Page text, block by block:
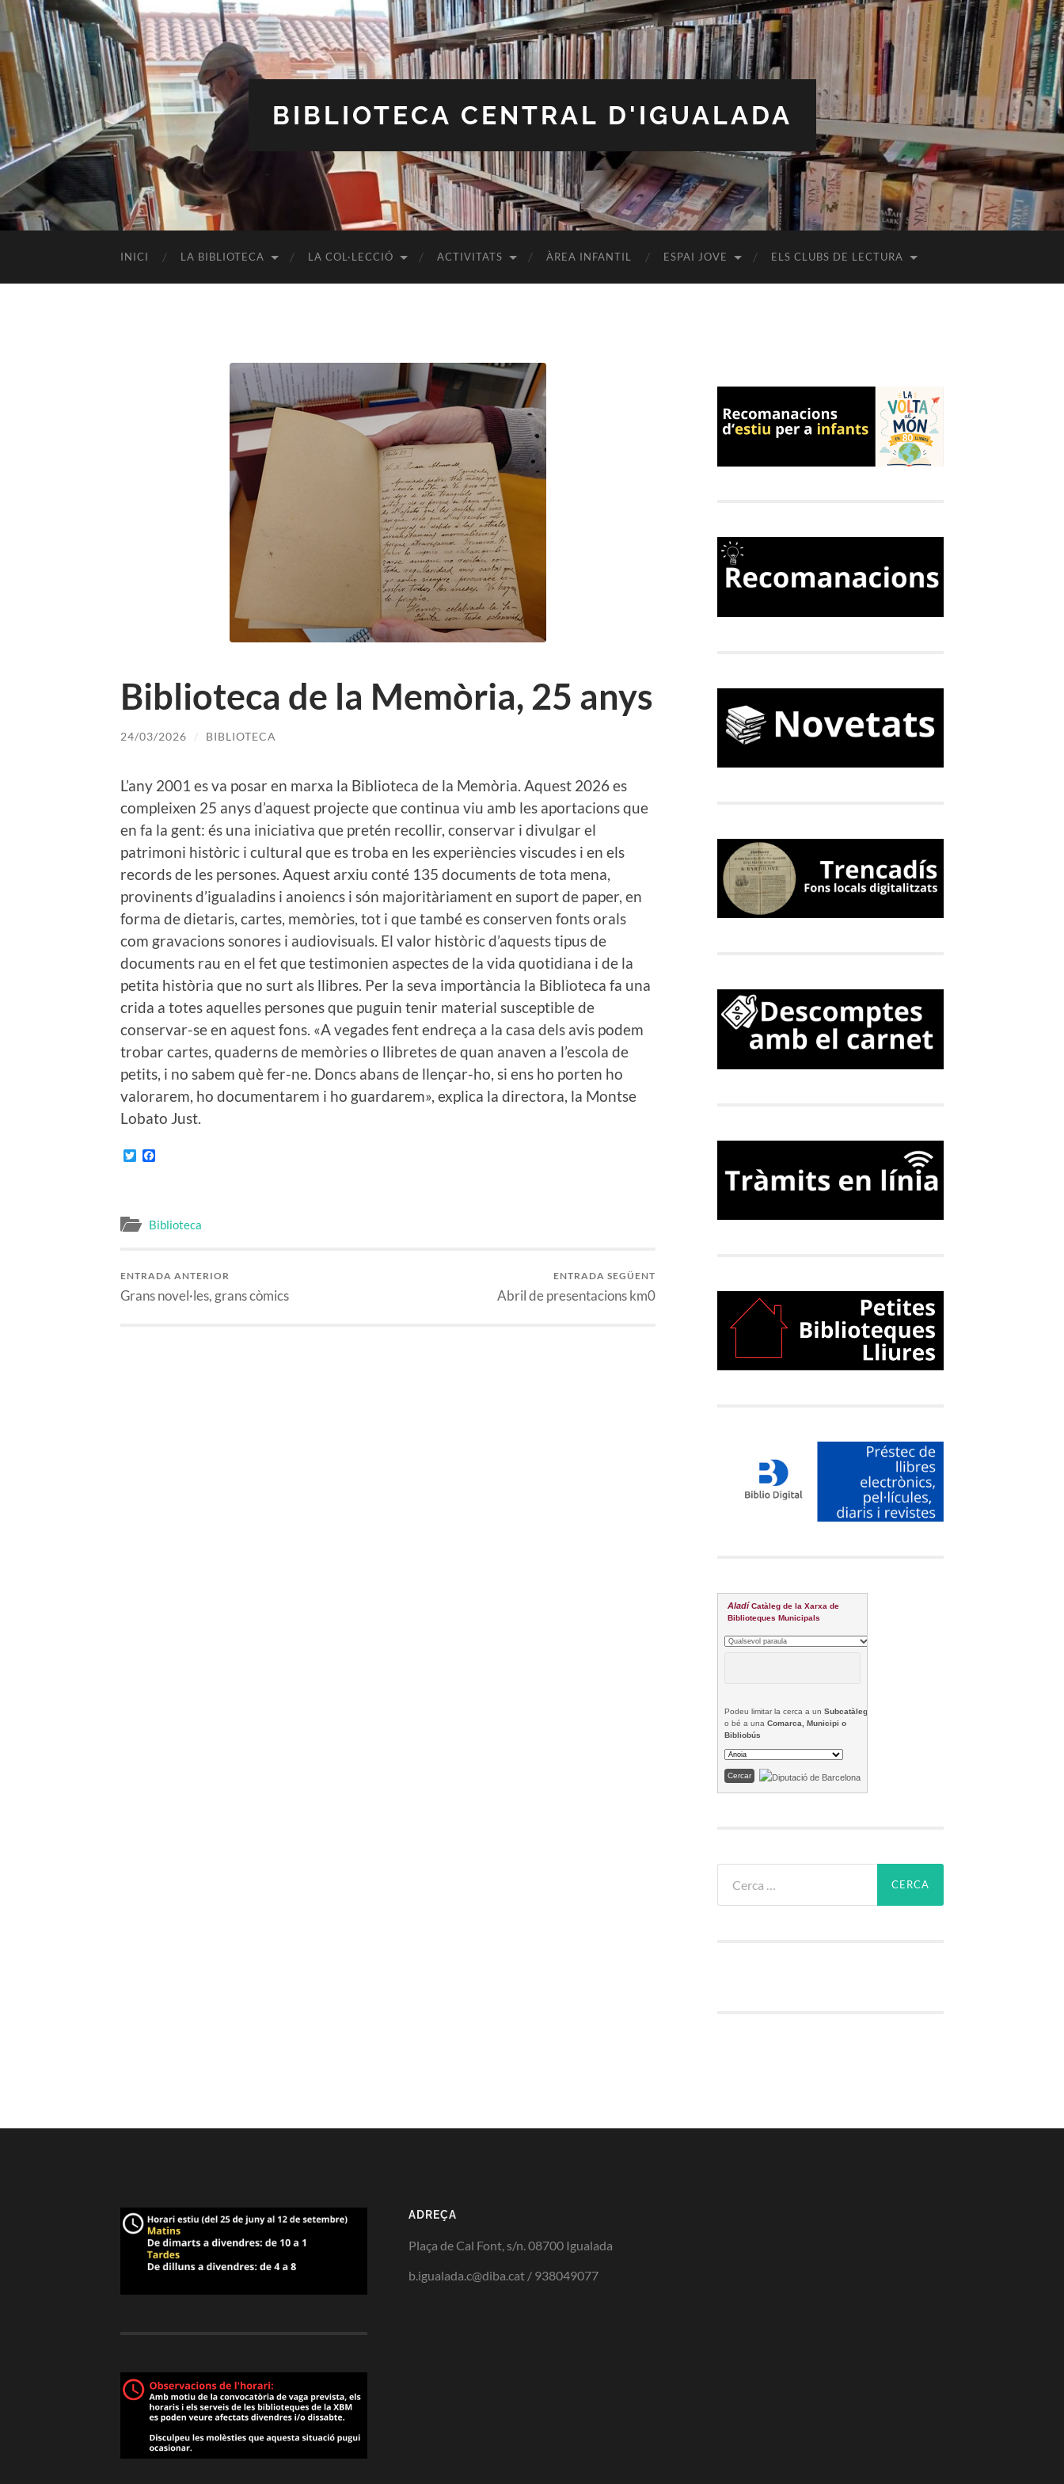
BIBLIOTECA CENTRAL D'IGUALADA
INICI LA BIBLIOTECA LA COL·LECCIÓ ACTIVITATS ÀREA INFANTIL ESPAI JOVE ELS CLUBS DE LECTURA
Biblioteca de la Memòria, 25 anys
24/03/2026 / BIBLIOTECA
L’any 2001 es va posar en marxa la Biblioteca de la Memòria. Aquest 2026 es
compleixen 25 anys d’aquest projecte que continua viu amb les aportacions que
en fa la gent: és una iniciativa que pretén recollir, conservar i divulgar el
patrimoni històric i cultural que es troba en les experiències viscudes i en els
records de les persones. Aquest arxiu conté 135 documents de tota mena,
provinents d’igualadins i anoiencs i són majoritàriament en suport de paper, en
forma de dietaris, cartes, memòries, tot i que també es conserven fonts orals
com gravacions sonores i audiovisuals. El valor històric d’aquests tipus de
documents rau en el fet que testimonien aspectes de la vida quotidiana i de la
petita història que no surt als llibres. Per la seva importància la Biblioteca fa una
crida a totes aquelles persones que puguin tenir material susceptible de
conservar-se en aquest fons. «A vegades fent endreça a la casa dels avis podem
trobar cartes, quaderns de memòries o llibretes de quan anaven a l’escola de
petits, i no sabem què fer-ne. Doncs abans de llençar-ho, si ens ho porten ho
valorarem, ho documentarem i ho guardarem», explica la directora, la Montse
Lobato Just.
Twitter
Biblioteca
ENTRADA ANTERIOR
Grans novel·les, grans còmics
ENTRADA SEGÜENT
Abril de presentacions km0
Aladí Catàleg de la Xarxa de
Biblioteques Municipals
Podeu limitar la cerca a un Subcatàleg
o bé a una Comarca, Municipi o
Bibliobús
ADREÇA
Plaça de Cal Font, s/n. 08700 Igualada
b.igualada.c@diba.cat / 938049077